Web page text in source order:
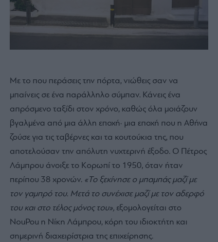
Με το που περάσεις την πόρτα, νιώθεις σαν να
μπαίνεις σε ένα παράλληλο σύμπαν. Κάνεις ένα
απρόσμενο ταξίδι στον χρόνο, καθώς όλα μοιάζουν
βγαλμένα από μια άλλη εποχή· μια εποχή που η Αθήνα
ζούσε για τις ταβέρνες και τα κουτούκια της, που
αποτελούσαν την απόλυτη νυχτερινή έξοδο. Ο Πέτρος
Λάμπρου άνοιξε το Κορωπί το 1950, όταν ήταν
περίπου 38 χρονών. «Το ξεκίνησε ο μπαμπάς μαζί με
τον γαμπρό του. Μετά το συνέχισε μαζί με τον αδερφό
του και στο τέλος μόνος του», εξομολογείται στο
NouPou η Νίκη Λάμπρου, κόρη του ιδιοκτήτη και
σημερινή διαχειρίστρια της επιχείρησης.